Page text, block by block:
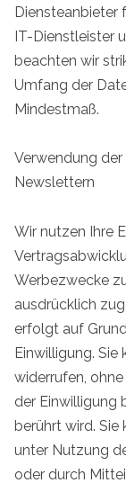
Diensteanbieter
IT-Dienstleister
beachten wir
Umfang der
Mindestmaß.
Verwendung
Newslettern
Wir nutzen Ihre
Werbezwecke
ausdrücklich
erfolgt auf
Einwilligung. Sie
widerrufen,
der Einwilligung
berührt wird.
unter Nutzung
oder durch